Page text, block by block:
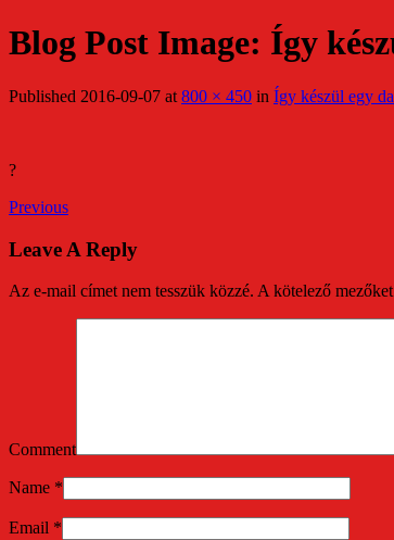
Blog Post Image: Így
Published 2016-09-07 at 800 × 450 in Így készül egy
?
Previous
Leave A Reply
Az e-mail címet nem tesszük közzé. A kötelező mezőket
Comment
Name *
Email *